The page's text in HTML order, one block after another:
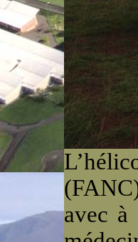
avec à